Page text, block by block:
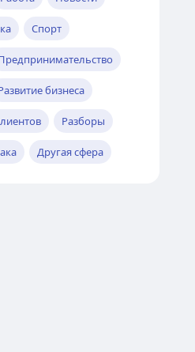
Спорт
бизнеса
Разборы
Другая сфера